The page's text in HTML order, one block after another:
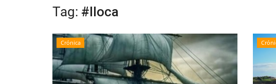
Tag: #Iloca
Crónica